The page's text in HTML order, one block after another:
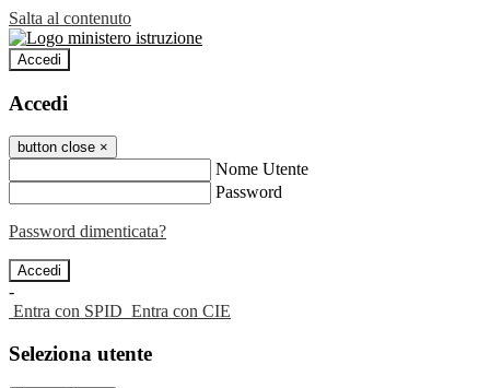
Salta al contenuto
Accedi
Accedi
button close ×
Nome Utente
Password
Password dimenticata?
-
Entra con SPID Entra con CIE
Seleziona utente